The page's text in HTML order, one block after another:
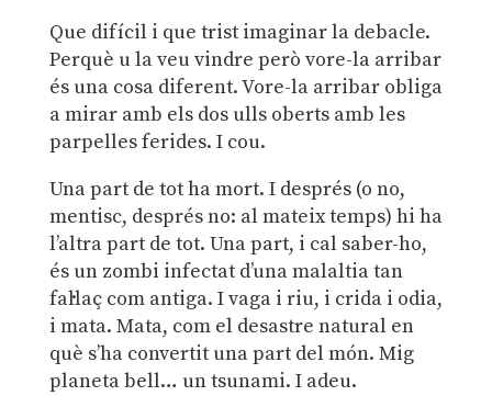
Que difícil i que trist imaginar la debacle.
Perquè u la veu vindre però vore-la arribar
és una cosa diferent. Vore-la arribar obliga
a mirar amb els dos ulls oberts amb les
parpelles ferides. I cou.
Una part de tot ha mort. I després (o no,
mentisc, després no: al mateix temps) hi ha
l’altra part de tot. Una part, i cal saber-ho,
és un zombi infectat d’una malaltia tan
fal·laç com antiga. I vaga i riu, i crida i odia,
i mata. Mata, com el desastre natural en
què s’ha convertit una part del món. Mig
planeta bell… un tsunami. I adeu.